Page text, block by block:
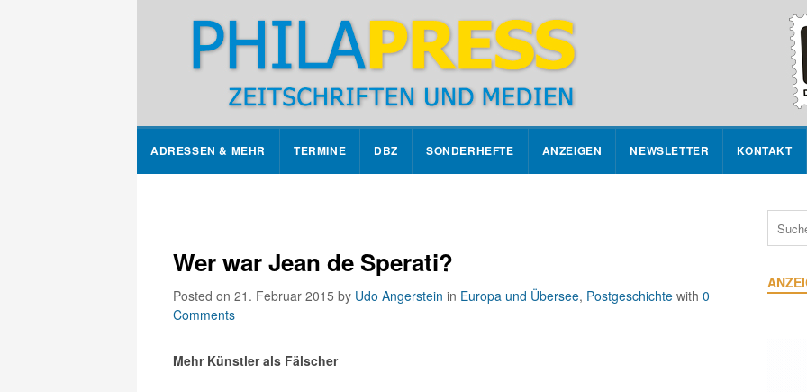
ADRESSEN & MEHR TERMINE DBZ SONDERHEFTE ANZEIGEN NEWSLETTER KONTAKT
Wer war Jean de Sperati?
Posted on 21. Februar 2015 by Udo Angerstein in Europa und Übersee, Postgeschichte with 0
Comments
Mehr Künstler als Fälscher